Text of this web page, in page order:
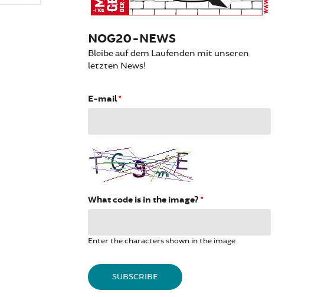
NOG20-NEWS
Bleibe auf dem Laufenden mit unseren
letzten News!
E-mail*
What code is in the image? *
Enter the characters shown in the image.